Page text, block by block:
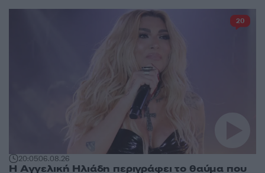
20:0506.08.26
Η Αγγελική Ηλιάδη περιγράφει το θαύμα που
20